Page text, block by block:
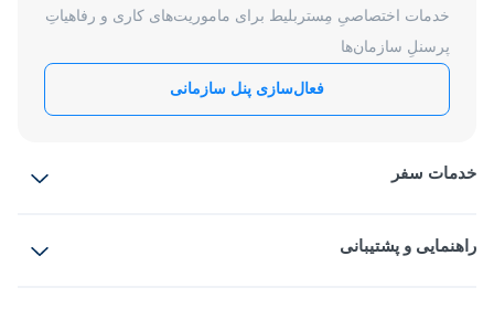
خدمات اختصاصیِ مِستربلیط برای ماموریت‌های کاری و رفاهیاتِ
پرسنلِ سازمان‌ها
فعال‌سازی پنل سازمانی
خدمات سفر
بلیط قطار
راهنمایی و پشتیبانی